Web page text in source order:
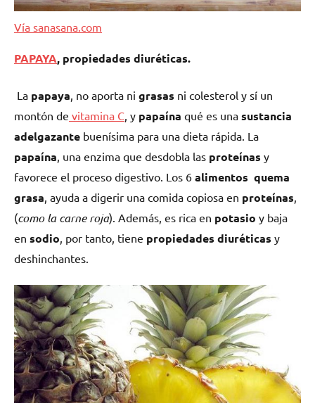
Vía sanasana.com
PAPAYA, propiedades diuréticas.
La papaya , no aporta ni grasas ni colesterol y sí un
montón de vitamina C , y papaína qué es una sustancia
adelgazante buenísima para una dieta rápida. La
papaína , una enzima que desdobla las proteínas y
favorece el proceso digestivo. Los 6 alimentos quema
grasa , ayuda a digerir una comida copiosa en proteínas
(como la carne roja). Además, es rica en potasio y baja
en sodio , por tanto, tiene propiedades diuréticas y
deshinchantes.